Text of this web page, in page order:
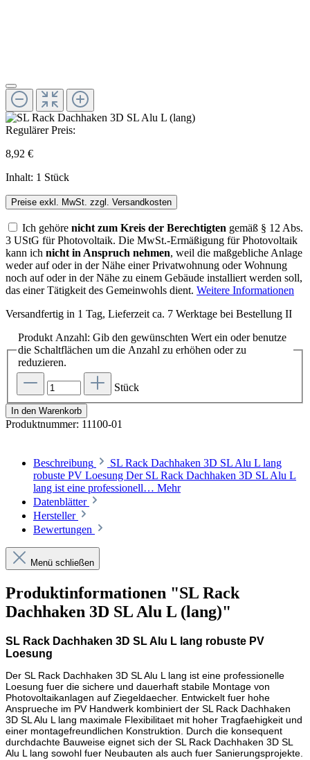
Regulärer Preis:
8,92 €
Inhalt: 1 Stück
Preise exkl. MwSt. zzgl. Versandkosten
Ich gehöre nicht zum Kreis der Berechtigten gemäß § 12 Abs.
3 UStG für Photovoltaik. Die MwSt.-Ermäßigung für Photovoltaik
kann ich nicht in Anspruch nehmen, weil die maßgebliche Anlage
weder auf oder in der Nähe einer Privatwohnung oder Wohnung
noch auf oder in der Nähe zu einem Gebäude installiert werden soll,
das einer Tätigkeit des Gemeinwohls dient. Weitere Informationen
Versandfertig in 1 Tag, Lieferzeit ca. 7 Werktage bei Bestellung II
Produkt Anzahl: Gib den gewünschten Wert ein oder benutze
die Schaltflächen um die Anzahl zu erhöhen oder zu
reduzieren.
Stück
In den Warenkorb
Produktnummer: 11100-01
Beschreibung
SL Rack Dachhaken 3D SL Alu L lang
robuste PV Loesung Der SL Rack Dachhaken 3D SL Alu L
lang ist eine professionell… Mehr
Datenblätter
Hersteller
Bewertungen
Menü schließen
Produktinformationen "SL Rack
Dachhaken 3D SL Alu L (lang)"
SL Rack Dachhaken 3D SL Alu L lang robuste PV
Loesung
Der SL Rack Dachhaken 3D SL Alu L lang ist eine professionelle
Loesung fuer die sichere und dauerhaft stabile Montage von
Photovoltaikanlagen auf Ziegeldaecher. Entwickelt fuer hohe
Ansprueche im PV Handwerk kombiniert der SL Rack Dachhaken
3D SL Alu L lang maximale Flexibilitaet mit hoher Tragfaehigkeit und
einer montagefreundlichen Konstruktion. Durch die konsequent
durchdachte Bauweise eignet sich der SL Rack Dachhaken 3D SL
Alu L lang sowohl fuer Neubauten als auch fuer Sanierungsprojekte.